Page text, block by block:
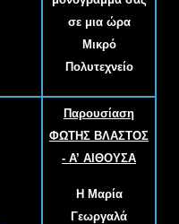
σε μια ώρα
Μικρό
Πολυτεχνείο
Παρουσίαση
ΦΩΤΗΣ ΒΛΑΣΤΟΣ
- Α’ ΑΙΘΟΥΣΑ
Η Μαρία
Γεωργαλά